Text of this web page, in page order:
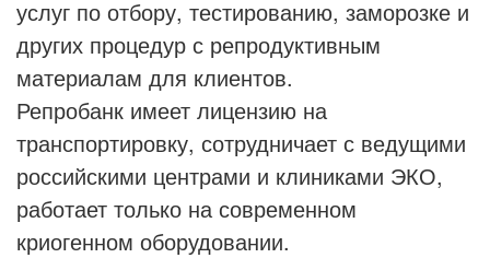
услуг по отбору, тестированию, заморозке и
других процедур с репродуктивным
материалам для клиентов.
Репробанк имеет лицензию на
транспортировку, сотрудничает с ведущими
российскими центрами и клиниками ЭКО,
работает только на современном
криогенном оборудовании.